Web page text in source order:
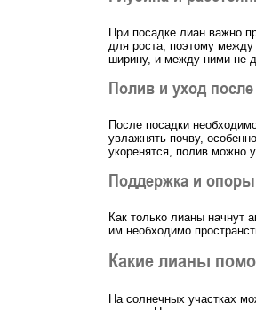
При посадке лиан важно
для роста, поэтому между
ширину, и между ними не
Полив и уход после
После посадки
увлажнять почву,
укоренятся, полив можно
Поддержка и опоры
Как только лианы начнут
им необходимо
Какие лианы
На солнечных участках